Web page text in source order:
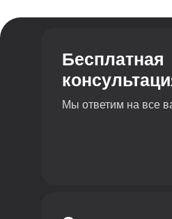
Бесплатная
Мы ответим на все